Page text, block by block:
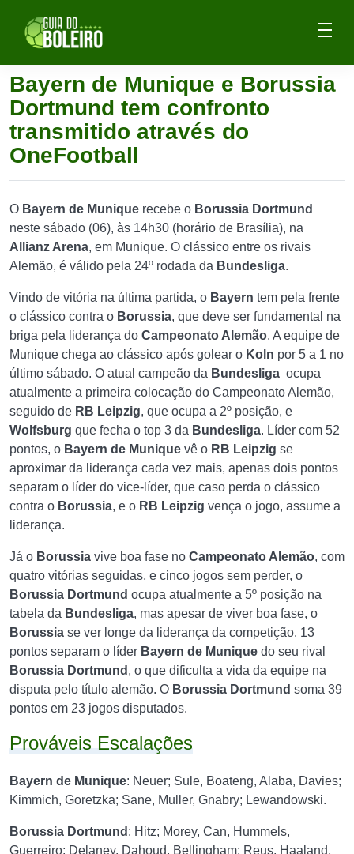
Bayern de Munique e Borussia
Dortmund tem confronto
transmitido através do
OneFootball
O Bayern de Munique recebe o Borussia Dortmund
neste sábado (06), às 14h30 (horário de Brasília), na
Allianz Arena, em Munique. O clássico entre os rivais
Alemão, é válido pela 24º rodada da Bundesliga.
Vindo de vitória na última partida, o Bayern tem pela frente
o clássico contra o Borussia, que deve ser fundamental na
briga pela liderança do Campeonato Alemão. A equipe de
Munique chega ao clássico após golear o Koln por 5 a 1 no
último sábado. O atual campeão da Bundesliga ocupa
atualmente a primeira colocação do Campeonato Alemão,
seguido de RB Leipzig, que ocupa a 2º posição, e
Wolfsburg que fecha o top 3 da Bundesliga. Líder com 52
pontos, o Bayern de Munique vê o RB Leipzig se
aproximar da liderança cada vez mais, apenas dois pontos
separam o líder do vice-líder, que caso perda o clássico
contra o Borussia, e o RB Leipzig vença o jogo, assume a
liderança.
Já o Borussia vive boa fase no Campeonato Alemão, com
quatro vitórias seguidas, e cinco jogos sem perder, o
Borussia Dortmund ocupa atualmente a 5º posição na
tabela da Bundesliga, mas apesar de viver boa fase, o
Borussia se ver longe da liderança da competição. 13
pontos separam o líder Bayern de Munique do seu rival
Borussia Dortmund , o que dificulta a vida da equipe na
disputa pelo título alemão. O Borussia Dortmund soma 39
pontos em 23 jogos disputados.
Prováveis Escalações
Bayern de Munique: Neuer; Sule, Boateng, Alaba, Davies;
Kimmich, Goretzka; Sane, Muller, Gnabry; Lewandowski.
Borussia Dortmund : Hitz; Morey, Can, Hummels,
Guerreiro; Delaney, Dahoud, Bellingham; Reus, Haaland,